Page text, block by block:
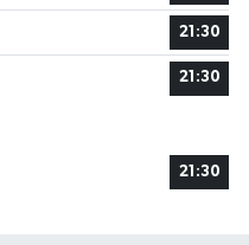
21:30
21:30
21:30